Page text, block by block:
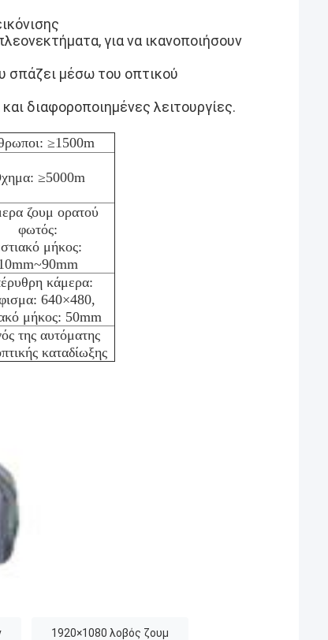
για να ικανοποιήσουν
σπάζει μέσω του οπτικού
διαφοροποιημένες λειτουργίες.
≥1500m
≥5000m
ζουμ ορατού
φωτός:
μήκος:
κάμερα:
640×480,
μήκος: 50mm
της αυτόματης
καταδίωξης
1920×1080 λοβός ζουμ